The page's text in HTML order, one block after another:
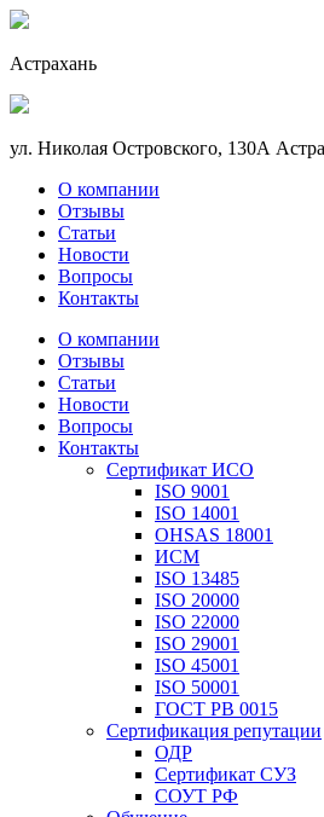
Астрахань
ул. Николая Островского, 130А
О компании
Отзывы
Статьи
Новости
Вопросы
Контакты
О компании
Отзывы
Статьи
Новости
Вопросы
Контакты
Сертификат ИСО
ISO 9001
ISO 14001
OHSAS 18001
ИСМ
ISO 13485
ISO 20000
ISO 22000
ISO 29001
ISO 45001
ISO 50001
ГОСТ РВ 0015
Сертификация репутации
ОДР
Сертификат СУЗ
СОУТ РФ